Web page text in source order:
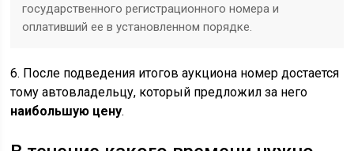
государственного регистрационного номера и
оплативший ее в установленном порядке.
6. После подведения итогов аукциона номер достается
тому автовладельцу, который предложил за него
наибольшую цену.